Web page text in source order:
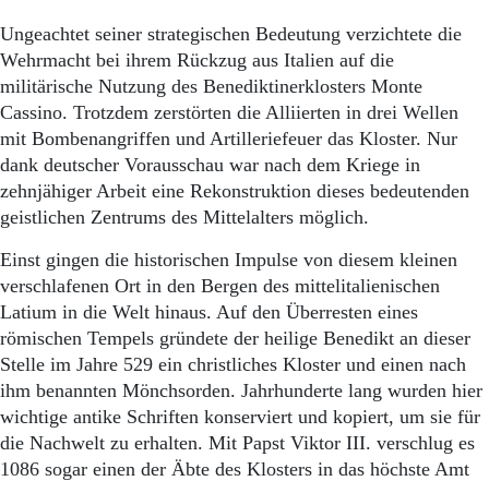
Start
Wer wir sind
Aktuelle Ausgabe
Abonnenten-Login
Abonnent werden
Abo Prämien
Archiv
Mediadaten
Ostpreußen
Pommern
Berlin-Brandenburg
Schlesien
Danzig und Westpreußen
Bücher
Kontakt
Impressum
Datenschutz
Ungeachtet seiner strategischen Bedeutung verzichtete die
Wehrmacht bei ihrem Rückzug aus Italien auf die
militärische Nutzung des Benediktinerklosters Monte
Cassino. Trotzdem zerstörten die Alliierten in drei Wellen
mit Bombenangriffen und Artilleriefeuer das Kloster. Nur
dank deutscher Vorausschau war nach dem Kriege in
zehnjähiger Arbeit eine Rekonstruktion dieses bedeutenden
geistlichen Zentrums des Mittelalters möglich.
Einst gingen die historischen Impulse von diesem kleinen
verschlafenen Ort in den Bergen des mittelitalienischen
Latium in die Welt hinaus. Auf den Überresten eines
römischen Tempels gründete der heilige Benedikt an dieser
Stelle im Jahre 529 ein christliches Kloster und einen nach
ihm benannten Mönchsorden. Jahrhunderte lang wurden hier
wichtige antike Schriften konserviert und kopiert, um sie für
die Nachwelt zu erhalten. Mit Papst Viktor III. verschlug es
1086 sogar einen der Äbte des Klosters in das höchste Amt